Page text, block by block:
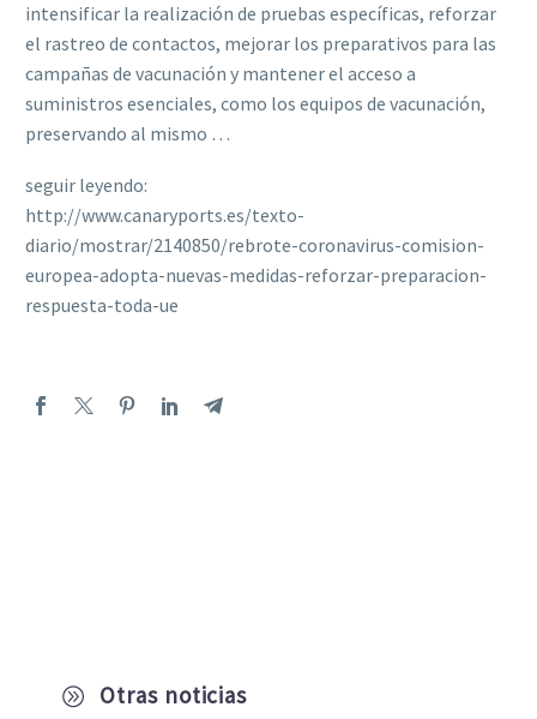
A Otras noticias
intensificar la realización de pruebas específicas, reforzar
el rastreo de contactos, mejorar los preparativos para las
campañas de vacunación y mantener el acceso a
suministros esenciales, como los equipos de vacunación,
preservando al mismo …
seguir leyendo:
http://www.canaryports.es/texto-
diario/mostrar/2140850/rebrote-coronavirus-comision-
europea-adopta-nuevas-medidas-reforzar-preparacion-
respuesta-toda-ue